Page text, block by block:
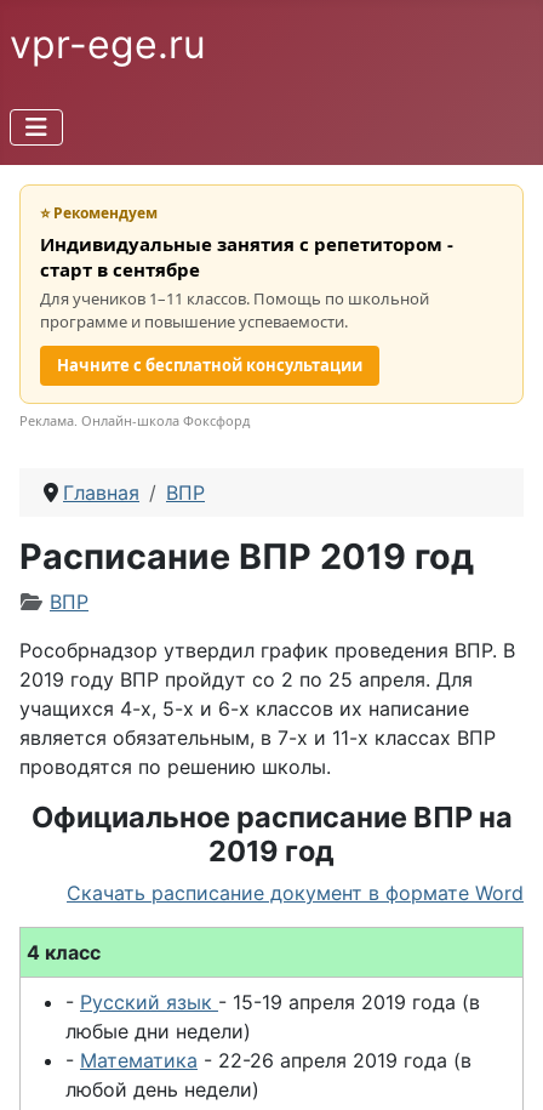
vpr-ege.ru
⭐ Рекомендуем
Индивидуальные занятия с репетитором -
старт в сентябре
Для учеников 1–11 классов. Помощь по школьной
программе и повышение успеваемости.
Начните с бесплатной консультации
Реклама. Онлайн-школа Фоксфорд
Главная ВПР
Расписание ВПР 2019 год
Информация о материале
ВПР
Рособрнадзор утвердил график проведения ВПР. В
2019 году ВПР пройдут со 2 по 25 апреля. Для
учащихся 4-х, 5-х и 6-х классов их написание
является обязательным, в 7-х и 11-х классах ВПР
проводятся по решению школы.
Официальное расписание ВПР на
2019 год
Скачать расписание документ в формате Word
4 класс
- Русский язык - 15-19 апреля 2019 года (в
любые дни недели)
- Математика - 22-26 апреля 2019 года (в
любой день недели)